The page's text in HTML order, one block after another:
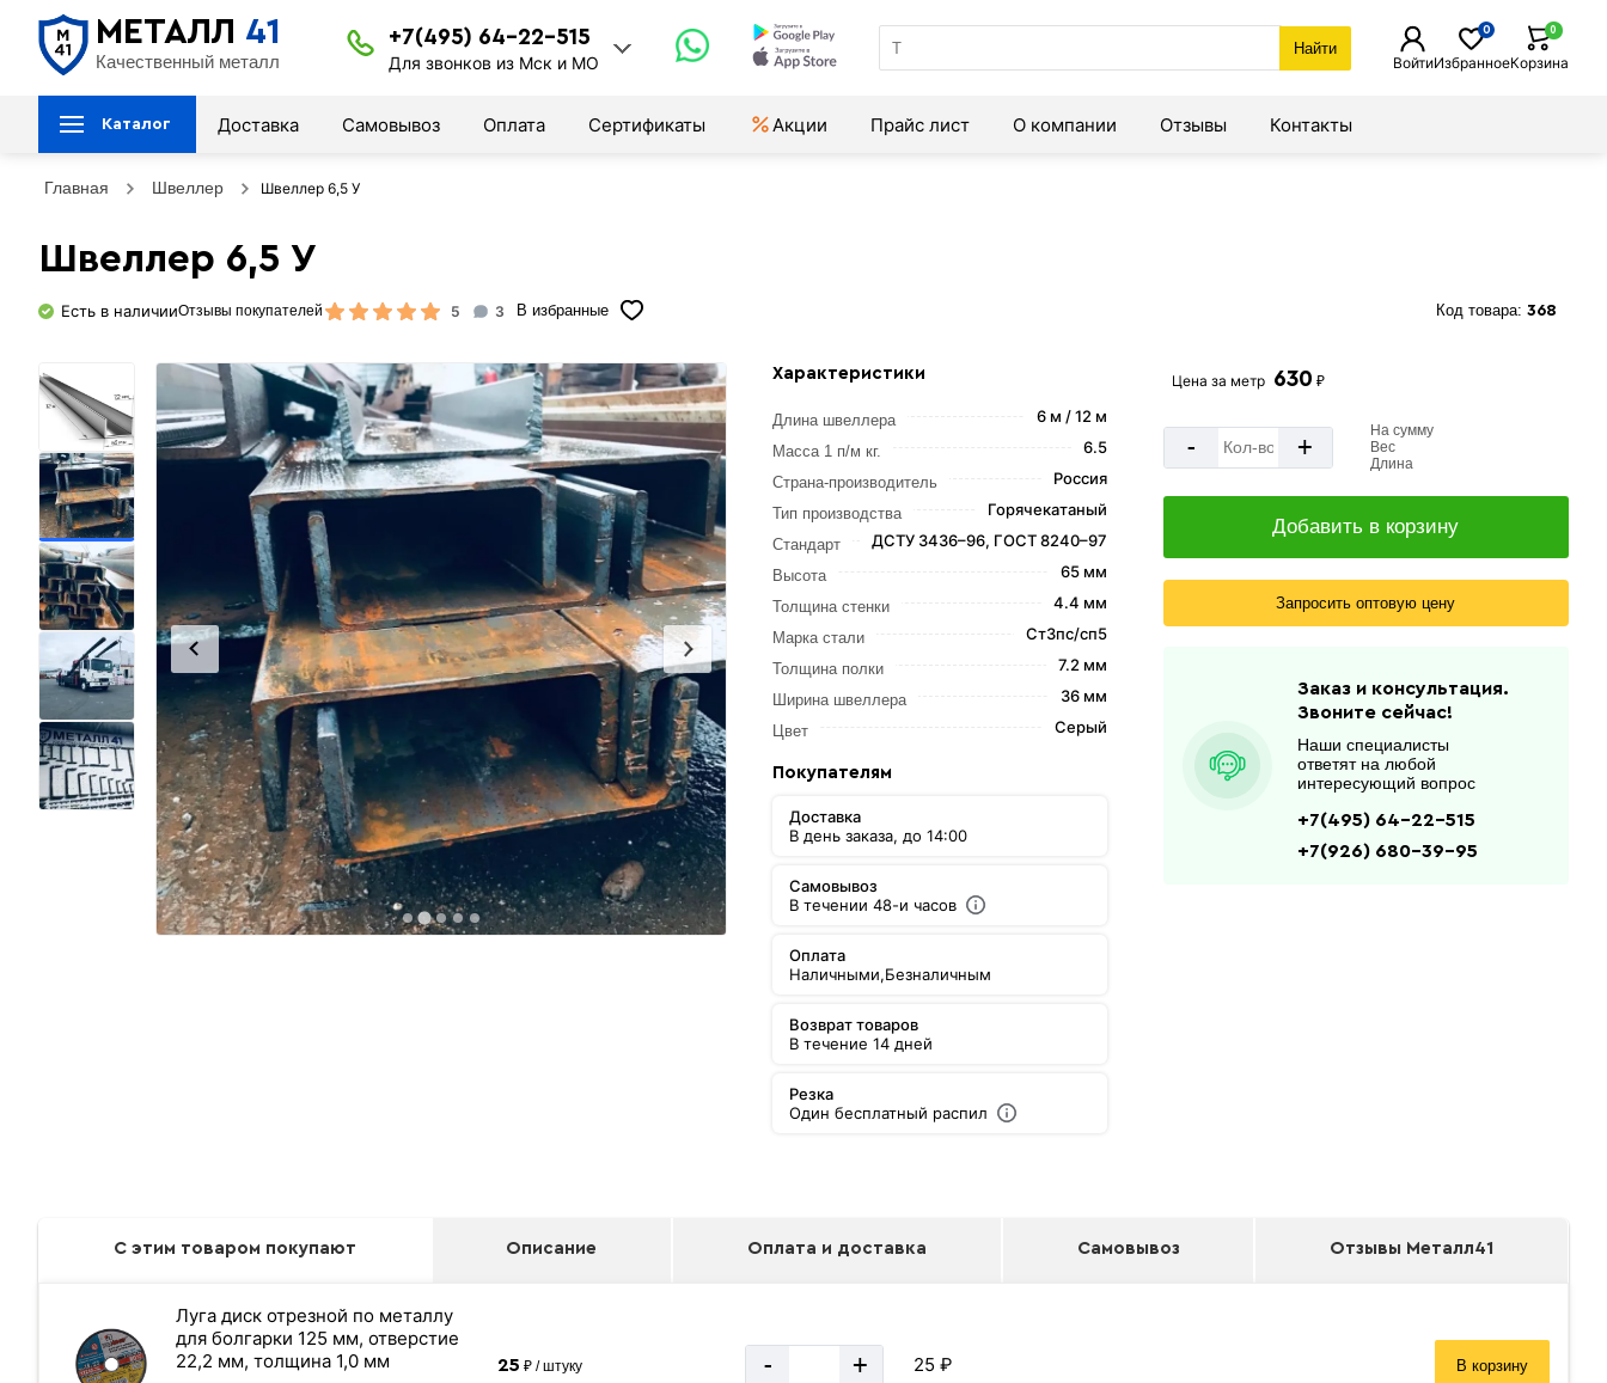
МЕТАЛЛ 41
Качественный металл
+7(495) 64-22-515
Для звонков из Мск и МО
Найти
ВойтиИзбранное
0
Корзина
0
Каталог Доставка Самовывоз Оплата Сертификаты Акции Прайс лист О компании Отзывы Контакты
Главная Швеллер Швеллер 6,5 У
Швеллер 6,5 У
Есть в наличииОтзывы покупателей 5 3 В избранные Код товара: 368
Характеристики
Длина швеллера 6 м / 12 м
Масса 1 п/м кг. 6.5
Страна-производитель Россия
Тип производства Горячекатаный
Стандарт ДСТУ 3436–96, ГОСТ 8240–97
Высота 65 мм
Толщина стенки 4.4 мм
Марка стали Ст3пс/сп5
Толщина полки 7.2 мм
Ширина швеллера 36 мм
Цвет Серый
Покупателям
Доставка
В день заказа, до 14:00
Самовывоз
В течении 48-и часов
Оплата
Наличными,Безналичным
Возврат товаров
В течение 14 дней
Резка
Один бесплатный распил
Цена за метр 630 ₽
- +
На сумму
Вес
Длина
Добавить в корзину
Запросить оптовую цену
Заказ и консультация.
Звоните сейчас!
Наши специалисты
ответят на любой
интересующий вопрос
+7(495) 64-22-515
+7(926) 680-39-95
С этим товаром покупают Описание Оплата и доставка Самовывоз Отзывы Металл41
Луга диск отрезной по металлу
для болгарки 125 мм, отверстие
22,2 мм, толщина 1,0 мм
25 ₽ / штуку - + 25 ₽ В корзину